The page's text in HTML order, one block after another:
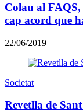
Colau al FAQS,
cap acord que
22/06/2019
Societat
Revetlla de